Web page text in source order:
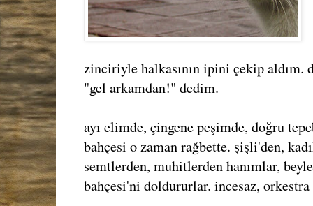
zinciriyle halkasının ipini çekip aldım.
"gel arkamdan!" dedim.
ayı elimde, çingene peşimde, doğru
bahçesi o zaman rağbette. şişli'den,
semtlerden, muhitlerden hanımlar,
bahçesi'ni doldururlar. incesaz,